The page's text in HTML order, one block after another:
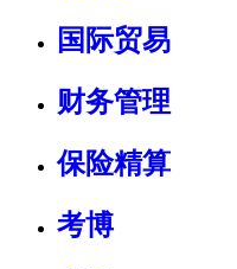
国际贸易
财务管理
保险精算
考博